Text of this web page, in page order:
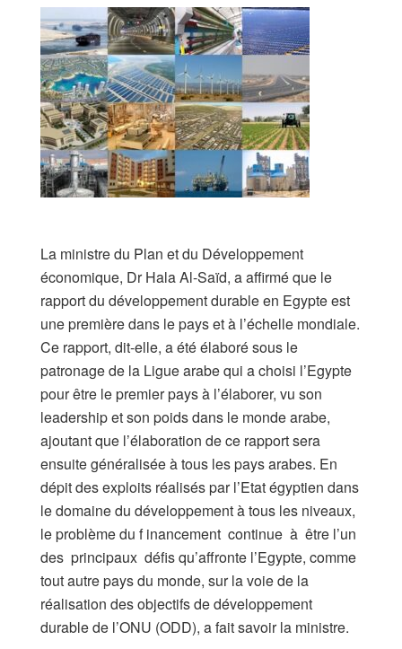
La ministre du Plan et du Développement
économique, Dr Hala Al-Saïd, a affirmé que le
rapport du développement durable en Egypte est
une première dans le pays et à l’échelle mondiale.
Ce rapport, dit-elle, a été élaboré sous le
patronage de la Ligue arabe qui a choisi l’Egypte
pour être le premier pays à l’élaborer, vu son
leadership et son poids dans le monde arabe,
ajoutant que l’élaboration de ce rapport sera
ensuite généralisée à tous les pays arabes. En
dépit des exploits réalisés par l’Etat égyptien dans
le domaine du développement à tous les niveaux,
le problème du f inancement continue à être l’un
des principaux défis qu’affronte l’Egypte, comme
tout autre pays du monde, sur la voie de la
réalisation des objectifs de développement
durable de l’ONU (ODD), a fait savoir la ministre.